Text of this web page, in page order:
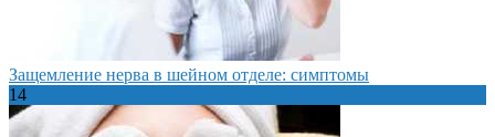
Защемление нерва в шейном отделе: симптомы
14